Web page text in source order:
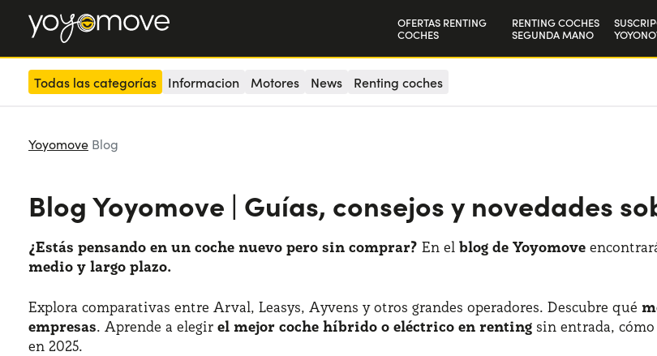
OFERTAS RENTING
COCHES
RENTING COCHES
SEGUNDA MANO
Todas las categorías Informacion Motores News Renting coches
Yoyomove Blog
Blog Yoyomove | Guías, consejos y novedades
¿Estás pensando en un coche nuevo pero sin comprar? En el blog de Yoyomove
medio y largo plazo.
Explora comparativas entre Arval, Leasys, Ayvens y otros grandes operadores. Descubre qué
empresas. Aprende a elegir el mejor coche híbrido o eléctrico en renting sin entrada,
en 2025.